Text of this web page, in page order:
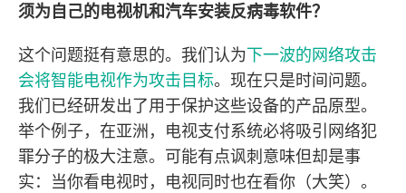
须为自己的电视机和汽车安装反病毒软件？
这个问题挺有意思的。我们认为下一波的网络攻击
会将智能电视作为攻击目标。现在只是时间问题。
我们已经研发出了用于保护这些设备的产品原型。
举个例子，在亚洲，电视支付系统必将吸引网络犯
罪分子的极大注意。可能有点讽刺意味但却是事
实：当你看电视时，电视同时也在看你（大笑）。